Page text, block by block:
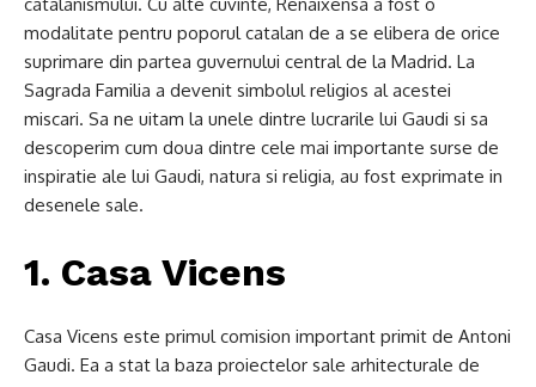
modalitate pentru poporul catalan de a se elibera de orice
suprimare din partea guvernului central de la Madrid. La
Sagrada Familia a devenit simbolul religios al acestei
miscari. Sa ne uitam la unele dintre lucrarile lui Gaudi si sa
descoperim cum doua dintre cele mai importante surse de
inspiratie ale lui Gaudi, natura si religia, au fost exprimate in
desenele sale.
1. Casa Vicens
Casa Vicens este primul comision important primit de Antoni
Gaudi. Ea a stat la baza proiectelor sale arhitecturale de